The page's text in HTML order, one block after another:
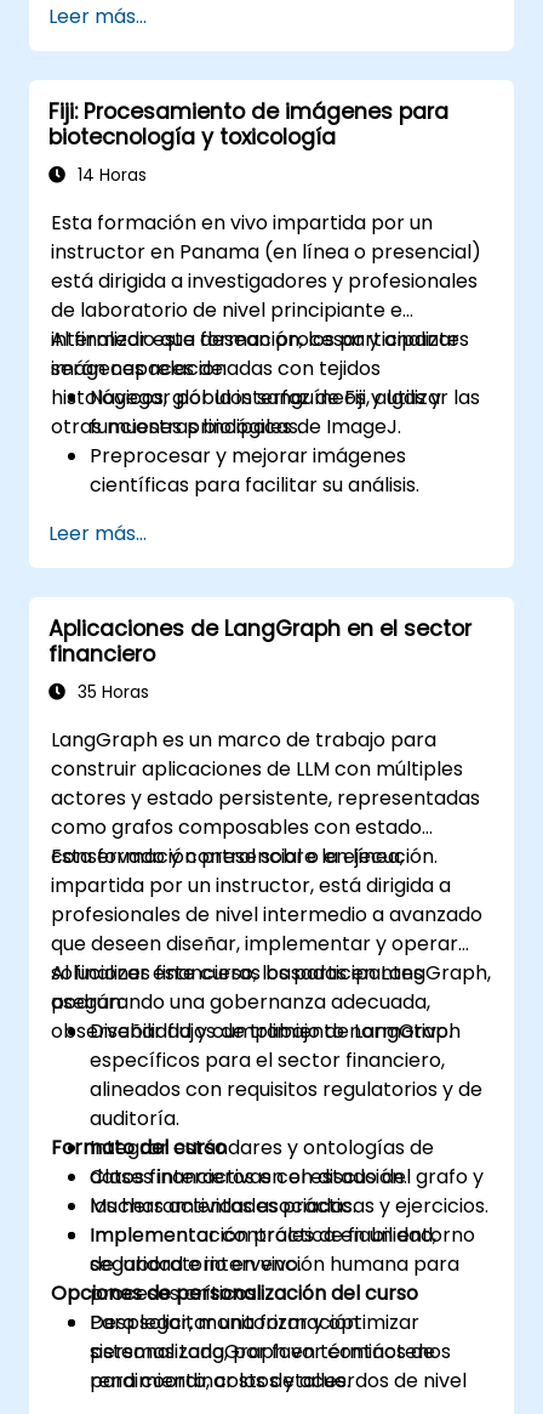
Leer más...
Fiji: Procesamiento de imágenes para
biotecnología y toxicología
14 Horas
Esta formación en vivo impartida por un
instructor en Panama (en línea o presencial)
está dirigida a investigadores y profesionales
de laboratorio de nivel principiante e
intermedio que desean procesar y analizar
imágenes relacionadas con tejidos
histológicos, glóbulos sanguíneos, algas y
otras muestras biológicas.
Al finalizar esta formación, los participantes
serán capaces de:
Navegar por la interfaz de Fiji y utilizar las
funciones principales de ImageJ.
Preprocesar y mejorar imágenes
científicas para facilitar su análisis.
incluyendo el conteo de células y la
medición de áreas.
Automatizar tareas repetitivas mediante
macros y complementos (plugins).
Personalizar flujos de trabajo para
satisfacer necesidades específicas de
biológica.
Leer más...
Aplicaciones de LangGraph en el sector
financiero
35 Horas
LangGraph es un marco de trabajo para
construir aplicaciones de LLM con múltiples
actores y estado persistente, representadas
como grafos composables con estado
conservado y control sobre la ejecución.
Esta formación presencial o en línea,
impartida por un instructor, está dirigida a
profesionales de nivel intermedio a avanzado
que deseen diseñar, implementar y operar
soluciones financieras basadas en LangGraph,
asegurando una gobernanza adecuada,
observabilidad y cumplimiento normativo.
Al finalizar este curso, los participantes
podrán:
Diseñar flujos de trabajo de LangGraph
específicos para el sector financiero,
alineados con requisitos regulatorios y de
auditoría.
Integrar estándares y ontologías de
datos financieros en el estado del grafo y
las herramientas asociadas.
Implementar controles de fiabilidad,
seguridad e intervención humana para
procesos críticos.
Desplegar, monitorizar y optimizar
sistemas LangGraph en términos de
rendimiento, costos y acuerdos de nivel
Formato del curso
Clases interactivas con discusión.
Muchas actividades prácticas y ejercicios.
Implementación práctica en un entorno
de laboratorio en vivo.
Opciones de personalización del curso
Para solicitar una formación
personalizada, por favor contáctenos
para coordinar los detalles.